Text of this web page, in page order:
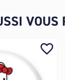
VOUS
favorite_border